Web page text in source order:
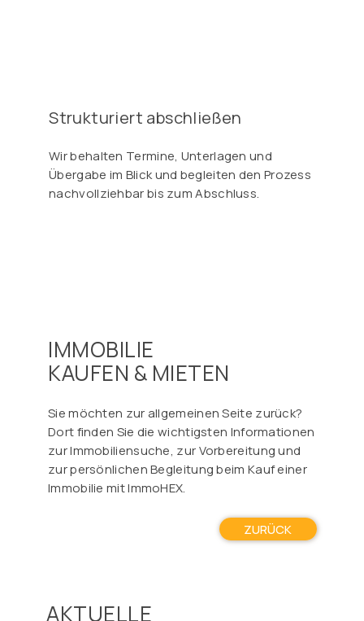
Strukturiert abschließen
Wir behalten Termine, Unterlagen und
Übergabe im Blick und begleiten den Prozess
nachvollziehbar bis zum Abschluss.
IMMOBILIE
KAUFEN & MIETEN
Sie möchten zur allgemeinen Seite zurück?
Dort finden Sie die wichtigsten Informationen
zur Immobiliensuche, zur Vorbereitung und
zur persönlichen Begleitung beim Kauf einer
Immobilie mit ImmoHEX.
ZURÜCK
AKTUELLE